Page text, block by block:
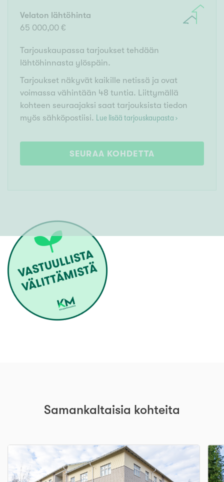
Velaton lähtöhinta
65 000,00 €
Tarjouskaupassa tarjoukset tehdään
lähtöhinnasta ylöspäin.
Tarjoukset näkyvät kaikille netissä ja ovat
voimassa vähintään 48 tuntia. Liittymällä
kohteen seuraajaksi saat tarjouksista tiedon
myös sähköpostiisi. Lue lisää tarjouskaupasta ›
SEURAA KOHDETTA
Samankaltaisia kohteita